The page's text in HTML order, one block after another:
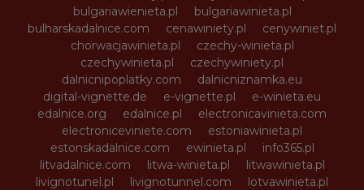
bulgariawienieta.pl
bulgariawinieta.pl
bulharskadalnice.com
cenawiniety.pl
cenywiniet.pl
chorwacjawinieta.pl
czechy-winieta.pl
czechywinieta.pl
czechywiniety.pl
dalnicnipoplatky.com
dalnicniznamka.eu
digital-vignette.de
e-vignette.pl
e-winieta.eu
edalnice.org
edalnice.pl
electronicavinieta.com
electroniceviniete.com
estoniawinieta.pl
estonskadalnice.com
ewinieta.pl
info365.pl
litvadalnice.com
litwa-winieta.pl
litwawinieta.pl
livignotunel.pl
livignotunnel.com
lotvawinieta.pl